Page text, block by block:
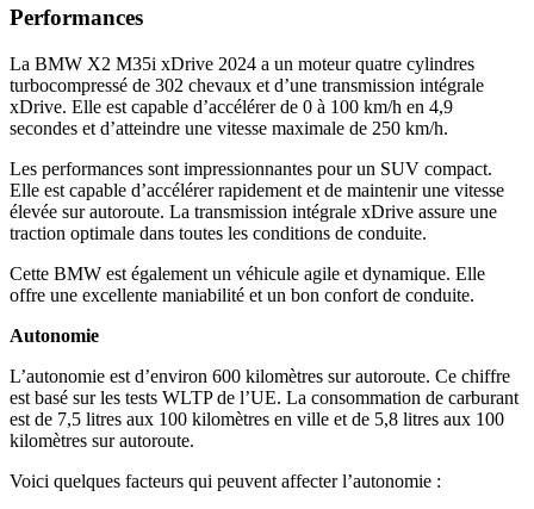
Performances
La BMW X2 M35i xDrive 2024 a un moteur quatre cylindres
turbocompressé de 302 chevaux et d’une transmission intégrale
xDrive. Elle est capable d’accélérer de 0 à 100 km/h en 4,9
secondes et d’atteindre une vitesse maximale de 250 km/h.
Les performances sont impressionnantes pour un SUV compact.
Elle est capable d’accélérer rapidement et de maintenir une vitesse
élevée sur autoroute. La transmission intégrale xDrive assure une
traction optimale dans toutes les conditions de conduite.
Cette BMW est également un véhicule agile et dynamique. Elle
offre une excellente maniabilité et un bon confort de conduite.
Autonomie
L’autonomie est d’environ 600 kilomètres sur autoroute. Ce chiffre
est basé sur les tests WLTP de l’UE. La consommation de carburant
est de 7,5 litres aux 100 kilomètres en ville et de 5,8 litres aux 100
kilomètres sur autoroute.
Voici quelques facteurs qui peuvent affecter l’autonomie :